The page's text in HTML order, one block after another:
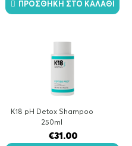
ΠΡΟΣΘΉΚΗ ΣΤΟ ΚΑΛΆΘΙ
K18 pH Detox Shampoo
250ml
€31.00